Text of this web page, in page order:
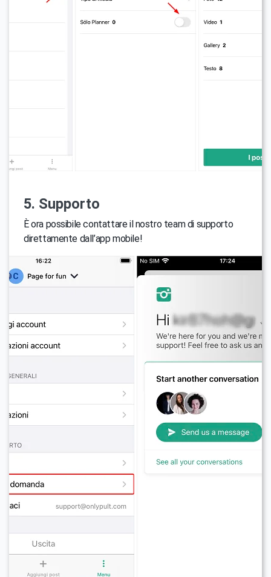
5. Supporto
È ora possibile contattare il nostro team di supporto
direttamente dall’app mobile!